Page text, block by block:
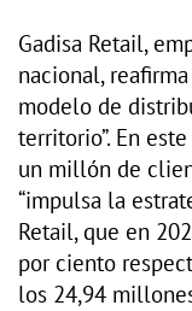
Gadisa Retail,
nacional,
modelo de
territorio”. En
un millón de
“impulsa la
Retail, que en
por ciento
los 24,94